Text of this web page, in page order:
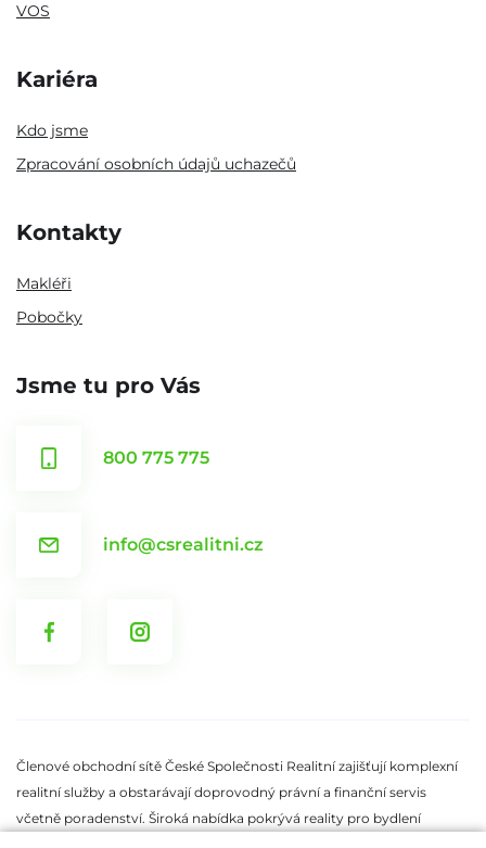
VOS
Kariéra
Kdo jsme
Zpracování osobních údajů uchazečů
Kontakty
Makléři
Pobočky
Jsme tu pro Vás
800 775 775
info@csrealitni.cz
Členové obchodní sítě České Společnosti Realitní zajišťují komplexní
realitní služby a obstarávají doprovodný právní a finanční servis
včetně poradenství. Široká nabídka pokrývá reality pro bydlení